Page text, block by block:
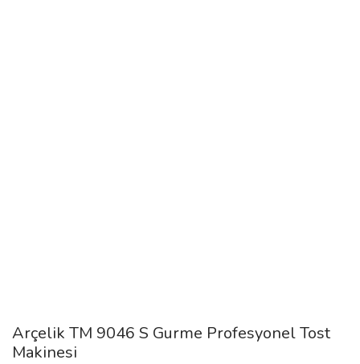
Arçelik TM 9046 S Gurme Profesyonel Tost
Makinesi